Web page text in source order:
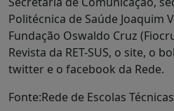
Politécnica de Saúde Joaquim
Fundação Oswaldo Cruz
Revista da RET-SUS, o site, o
twitter e o facebook da Rede.
Fonte:Rede de Escolas